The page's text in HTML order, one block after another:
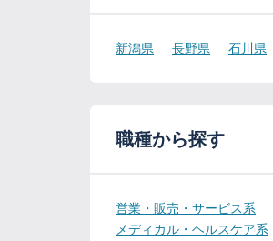
新潟県 長野県 石川県
職種から探す
営業・販売・サービス系
メディカル・ヘルスケア系